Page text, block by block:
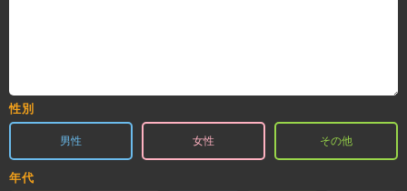
性別
男性 女性 その他
年代